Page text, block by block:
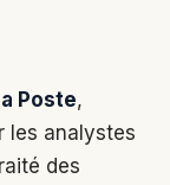
Poste,
les analystes
des